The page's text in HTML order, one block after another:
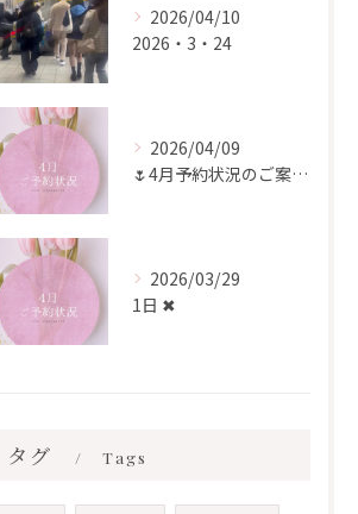
2026/04/10
2026・3・24
2026/04/09
🌷4月予約状況のご案内🌷
2026/03/29
1日 ✖︎
タグ Tags